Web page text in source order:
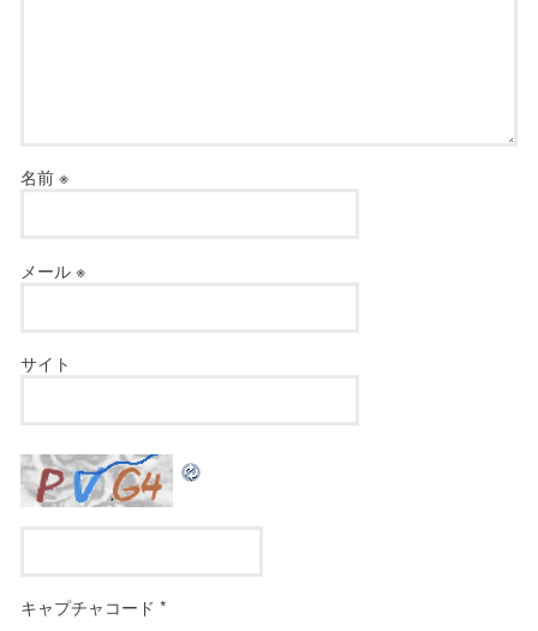
名前※
メール※
サイト
キャプチャコード *